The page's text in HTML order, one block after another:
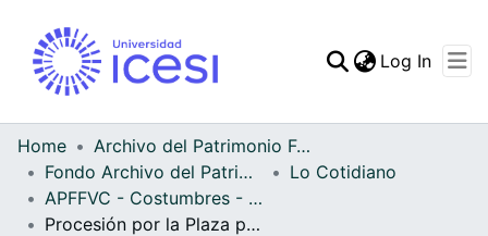
Statistics
Log In
Home
Archivo del Patrimonio Fotográfico y Fílmico del Valle del Cauca
Fondo Archivo del Patrimonio Fotográfico y Fílmico del Valle del Cauca
Lo Cotidiano
APFFVC - Costumbres - Patrimonial
Procesión por la Plaza principal del municipio